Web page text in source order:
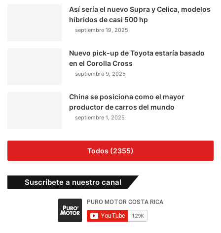
Así sería el nuevo Supra y Celica, modelos
híbridos de casi 500 hp
septiembre 19, 2025
Nuevo pick-up de Toyota estaría basado
en el Corolla Cross
septiembre 9, 2025
China se posiciona como el mayor
productor de carros del mundo
septiembre 1, 2025
Todos (2355)
Suscríbete a nuestro canal